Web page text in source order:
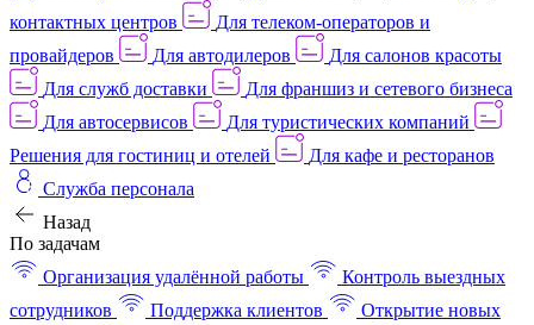
контактных центров
Для телеком-операторов и
провайдеров
Для автодилеров
Для салонов красоты
Для служб доставки
Для франшиз и сетевого бизнеса
Для автосервисов
Для туристических компаний
Решения для гостиниц и отелей
Для кафе и ресторанов
Служба персонала
Назад
По задачам
Организация удалённой работы
Контроль выездных
сотрудников
Поддержка клиентов
Открытие новых